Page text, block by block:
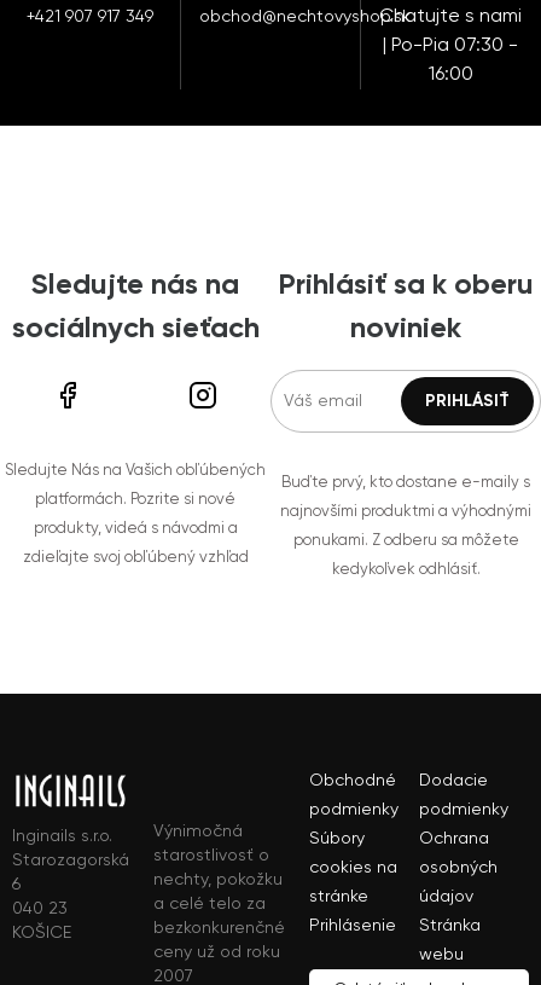
+421 907 917 349 obchod@nechtovyshop.skChatujte s nami
| Po-Pia 07:30 -
16:00
Sledujte nás na
sociálnych sieťach
Sledujte Nás na Vašich obľúbených
platformách. Pozrite si nové
produkty, videá s návodmi a
zdieľajte svoj obľúbený vzhľad
Prihlásiť sa k oberu
noviniek
Buďte prvý, kto dostane e-maily s
najnovšími produktmi a výhodnými
ponukami. Z odberu sa môžete
kedykoľvek odhlásiť.
Inginails s.r.o.
Starozagorská
6
040 23
KOŠICE
Výnimočná
starostlivosť o
nechty, pokožku
a celé telo za
bezkonkurenčné
ceny už od roku
2007
Obchodné
podmienky
Dodacie
podmienky
Súbory
cookies na
stránke
Ochrana
osobných
údajov
Prihlásenie
Stránka
webu